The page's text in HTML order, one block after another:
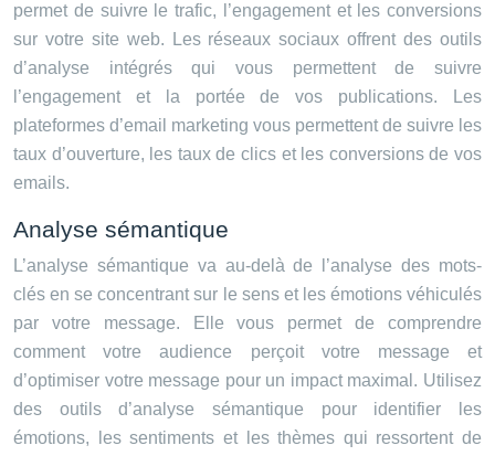
permet de suivre le trafic, l’engagement et les conversions
sur votre site web. Les réseaux sociaux offrent des outils
d’analyse intégrés qui vous permettent de suivre
l’engagement et la portée de vos publications. Les
plateformes d’email marketing vous permettent de suivre les
taux d’ouverture, les taux de clics et les conversions de vos
emails.
Analyse sémantique
L’analyse sémantique va au-delà de l’analyse des mots-
clés en se concentrant sur le sens et les émotions véhiculés
par votre message. Elle vous permet de comprendre
comment votre audience perçoit votre message et
d’optimiser votre message pour un impact maximal. Utilisez
des outils d’analyse sémantique pour identifier les
émotions, les sentiments et les thèmes qui ressortent de